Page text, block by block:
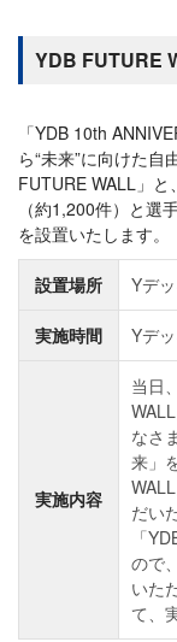
YDB FUTURE
「YDB 10th
ら“未来”に向けた
FUTURE WALL」
（約1,200件）と選
を設置いたします。
設置場所 Yデ
実施時間 Yデ
実施内容
当日
なさ
来」
だい
「
ので
いた
て、